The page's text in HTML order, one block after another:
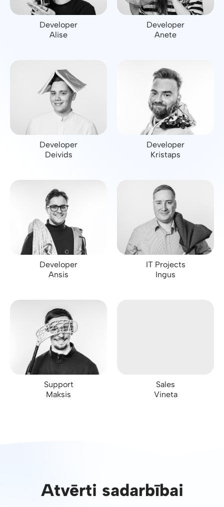
Developer
Alise
Developer
Anete
Developer
Deivids
Developer
Kristaps
Developer
Ansis
IT Projects
Ingus
Support
Maksis
Sales
Vineta
Atvērti sadarbībai